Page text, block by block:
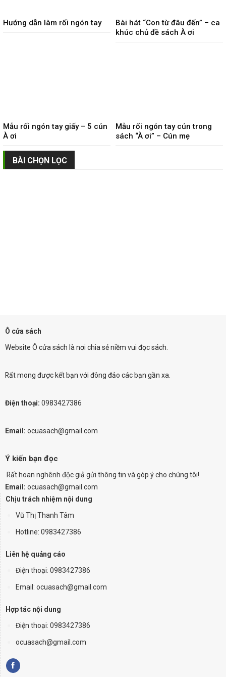
Hướng dẫn làm rối ngón tay
Bài hát “Con từ đâu đến” – ca
khúc chủ đề sách À ơi
Mẫu rối ngón tay giấy – 5 cún
À ơi
Mẫu rối ngón tay cún trong
sách “À ơi” – Cún mẹ
BÀI CHỌN LỌC
Ô cửa sách
Website Ô cửa sách là nơi chia sẻ niềm vui đọc sách.
Rất mong được kết bạn với đông đảo các bạn gần xa.
Điện thoại: 0983427386
Email: ocuasach@gmail.com
Ý kiến bạn đọc
Rất hoan nghênh độc giả gửi thông tin và góp ý cho chúng tôi!
Email: ocuasach@gmail.com
Chịu trách nhiệm nội dung
Vũ Thị Thanh Tâm
Hotline: 0983427386
Liên hệ quảng cáo
Điện thoại: 0983427386
Email: ocuasach@gmail.com
Hợp tác nội dung
Điện thoại: 0983427386
ocuasach@gmail.com